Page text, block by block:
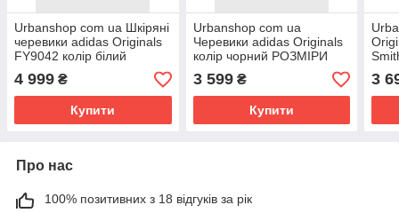
Urbanshop com ua Шкіряні
черевики adidas Originals
FY9042 колір білий
FY9042-FTWWHT
РОЗМІРИ ЗАПИТУЙТЕ
4 999 ₴
Купити
Urbanshop com ua
Черевики adidas Originals
колір чорний РОЗМІРИ
ЗАПИТУЙТЕ
3 599₴
Купити
3
Про нас
100% позитивних з 18 відгуків за рік